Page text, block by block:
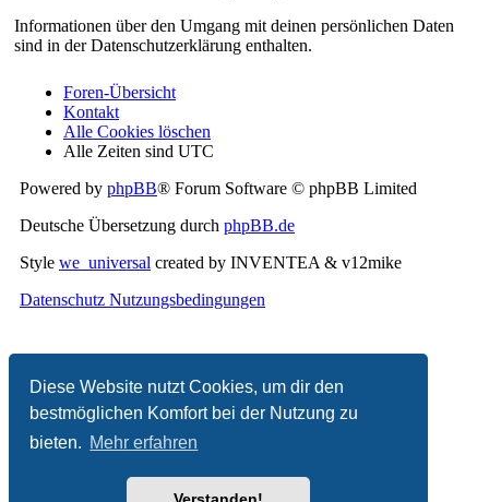
Diese Website nutzt Cookies, um dir den
bestmöglichen Komfort bei der Nutzung zu
bieten. Mehr erfahren
Informationen über den Umgang mit deinen persönlichen Daten
sind in der Datenschutzerklärung enthalten.
Foren-Übersicht
Kontakt
Alle Cookies löschen
Alle Zeiten sind UTC
Powered by phpBB® Forum Software © phpBB Limited
Deutsche Übersetzung durch phpBB.de
Style we_universal created by INVENTEA & v12mike
Datenschutz Nutzungsbedingungen